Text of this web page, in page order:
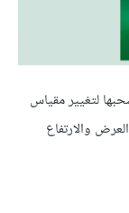
لتغيير مقياس
والارتفاع